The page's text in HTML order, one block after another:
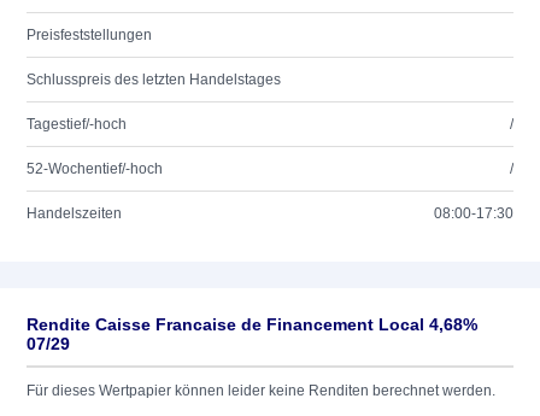
Preisfeststellungen
Schlusspreis des letzten Handelstages
Tagestief/-hoch /
52-Wochentief/-hoch /
Handelszeiten 08:00-17:30
Rendite Caisse Francaise de Financement Local 4,68%
07/29
Für dieses Wertpapier können leider keine Renditen berechnet werden.